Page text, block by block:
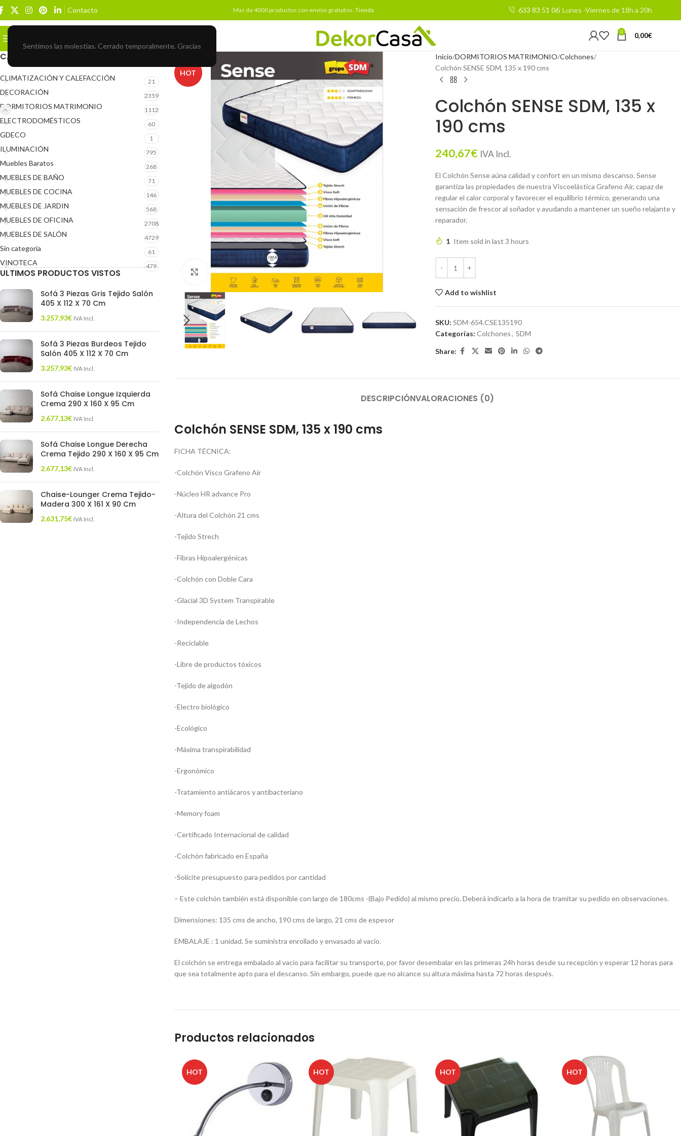
Sentimos las molestias. Cerrado temporalmente. Gracias
Contacto Mas de 4000 productos con envíos gratuitos. Tienda 633 83 51 06 Lunes -Viernes de 18h a 20h
0 0,00€
CATEGORÍAS DEL PRODUCTO
CLIMATIZACIÓN Y CALEFACCIÓN 21
DECORACIÓN 2359
DORMITORIOS MATRIMONIO 1112
ELECTRODOMÉSTICOS 60
GDECO 1
ILUMINACIÓN 795
Muebles Baratos 268
MUEBLES DE BAÑO 71
MUEBLES DE COCINA 146
MUEBLES DE JARDIN 568
MUEBLES DE OFICINA 2708
MUEBLES DE SALÓN 4729
Sin categoría 61
VINOTECA 479
ULTIMOS PRODUCTOS VISTOS
Sofá 3 Piezas Gris Tejido Salón
405 X 112 X 70 Cm
3.257,93€ IVA Incl.
Sofá 3 Piezas Burdeos Tejido
Salón 405 X 112 X 70 Cm
3.257,93€ IVA Incl.
Sofá Chaise Longue Izquierda
Crema 290 X 160 X 95 Cm
2.677,13€ IVA Incl.
Sofá Chaise Longue Derecha
Crema Tejido 290 X 160 X 95 Cm
2.677,13€ IVA Incl.
Chaise-Lounger Crema Tejido-
Madera 300 X 161 X 90 Cm
2.631,75€ IVA Incl.
HOT
Click to enlarge
Inicio DORMITORIOS MATRIMONIO Colchones
Colchón SENSE SDM, 135 x 190 cms
Colchón SENSE SDM, 135 x
190 cms
240,67€ IVA Incl.
El Colchón Sense aúna calidad y confort en un mismo descanso. Sense
garantiza las propiedades de nuestra Viscoelástica Grafeno Air, capaz de
regular el calor corporal y favorecer el equilibrio térmico, generando una
sensación de frescor al soñador y ayudando a mantener un sueño relajante y
reparador.
1 Item sold in last 3 hours
Add to wishlist
SKU: SDM-654.CSE135190
Categorías: Colchones, SDM
Share:
DESCRIPCIÓNVALORACIONES (0)
Colchón SENSE SDM, 135 x 190 cms
FICHA TÉCNICA:
-Colchón Visco Grafeno Air
-Núcleo HR advance Pro
-Altura del Colchón 21 cms
-Tejido Strech
-Fibras Hipoalergénicas
-Colchón con Doble Cara
-Glacial 3D System Transpirable
-Independencia de Lechos
-Reciclable
-Libre de productos tóxicos
-Tejido de algodón
-Electro biológico
-Ecológico
-Máxima transpirabilidad
-Ergonómico
-Tratamiento antiácaros y antibacteriano
-Memory foam
-Certificado Internacional de calidad
-Colchón fabricado en España
-Solicite presupuesto para pedidos por cantidad
– Este colchón también está disponible con largo de 180cms -(Bajo Pedido) al mismo precio. Deberá indicarlo a la hora de tramitar su pedido en observaciones.
Dimensiones: 135 cms de ancho, 190 cms de largo, 21 cms de espesor
EMBALAJE : 1 unidad. Se suministra enrollado y envasado al vacío.
El colchón se entrega embalado al vacío para facilitar su transporte, por favor desembalar en las primeras 24h horas desde su recepción y esperar 12 horas para
que sea totalmente apto para el descanso. Sin embargo, puede que no alcance su altura máxima hasta 72 horas después.
Productos relacionados
HOT HOT HOT HOT